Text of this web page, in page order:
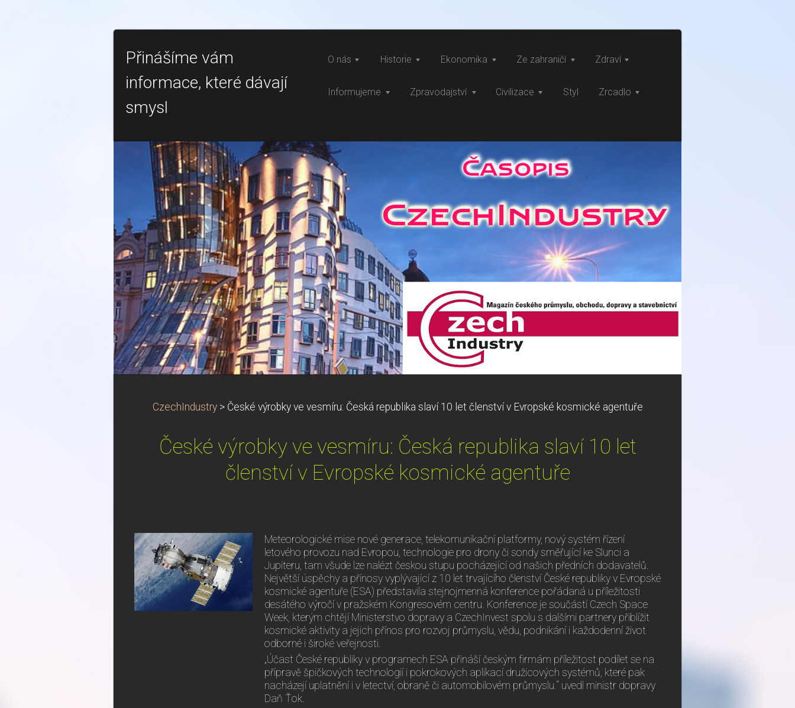
Přinášíme vám
informace, které dávají
smysl
O nás Historie Ekonomika Ze zahraničí Zdraví
Informujeme Zpravodajství Civilizace Styl Zrcadlo
CzechIndustry > České výrobky ve vesmíru: Česká republika slaví 10 let členství v Evropské kosmické agentuře
České výrobky ve vesmíru: Česká republika slaví 10 let
členství v Evropské kosmické agentuře
Meteorologické mise nové generace, telekomunikační platformy, nový systém řízení
letového provozu nad Evropou, technologie pro drony či sondy směřující ke Slunci a
Jupiteru, tam všude lze nalézt českou stupu pocházející od našich předních dodavatelů.
Největší úspěchy a přínosy vyplývající z 10 let trvajícího členství České republiky v Evropské
kosmické agentuře (ESA) představila stejnojmenná konference pořádaná u příležitosti
desátého výročí v pražském Kongresovém centru. Konference je součástí Czech Space
Week, kterým chtějí Ministerstvo dopravy a CzechInvest spolu s dalšími partnery přiblížit
kosmické aktivity a jejich přínos pro rozvoj průmyslu, vědu, podnikání i každodenní život
odborné i široké veřejnosti.
„Účast České republiky v programech ESA přináší českým firmám příležitost podílet se na
přípravě špičkových technologií i pokrokových aplikací družicových systémů, které pak
nacházejí uplatnění i v letectví, obraně či automobilovém průmyslu.“ uvedl ministr dopravy
Daň Ťok.